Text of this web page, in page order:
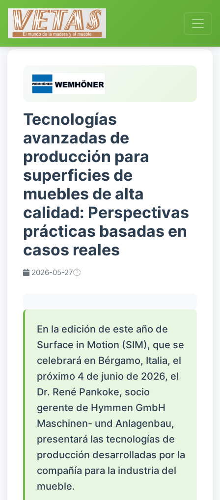
Tecnologías
avanzadas de
producción para
superficies de
muebles de alta
calidad: Perspectivas
prácticas basadas en
casos reales
2026-05-27
En la edición de este año de
Surface in Motion (SIM), que se
celebrará en Bérgamo, Italia, el
próximo 4 de junio de 2026, el
Dr. René Pankoke, socio
gerente de Hymmen GmbH
Maschinen- und Anlagenbau,
presentará las tecnologías de
producción desarrolladas por la
compañía para la industria del
mueble.